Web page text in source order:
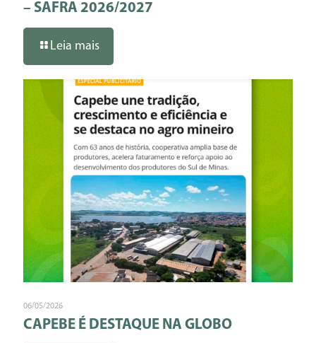
– SAFRA 2026/2027
Leia mais
06/05/2026
CAPEBE É DESTAQUE NA GLOBO